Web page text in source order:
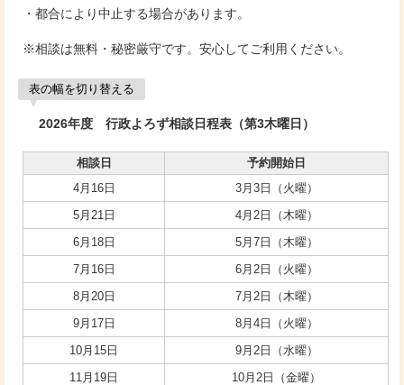
・都合により中止する場合があります。
※相談は無料・秘密厳守です。安心してご利用ください。
表の幅を切り替える
2026年度 行政よろず相談日程表（第3木曜日）
相談日
予約開始日
4月16日
3月3日（火曜）
5月21日
4月2日（木曜）
6月18日
5月7日（木曜）
7月16日
6月2日（火曜）
8月20日
7月2日（木曜）
9月17日
8月4日（火曜）
10月15日
9月2日（水曜）
11月19日
10月2日（金曜）